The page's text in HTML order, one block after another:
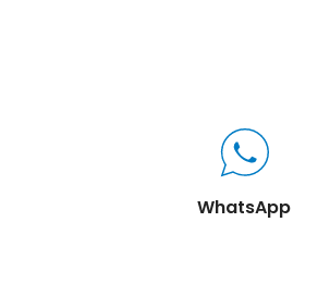
WhatsApp